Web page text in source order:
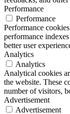
Performance
Performance
Performance
performance
better user
Analytics
Analytics
Analytical cookies
the website. These
number of visitors,
Advertisement
Advertisement